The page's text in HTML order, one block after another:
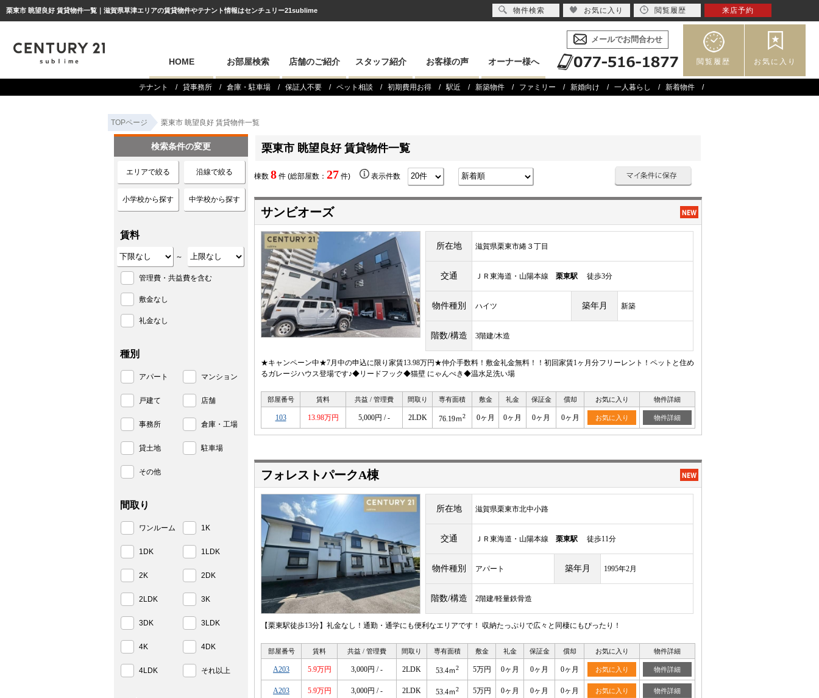
栗東市 眺望良好 賃貸物件一覧｜滋賀県草津エリアの賃貸物件やテナント情報はセンチュリー21sublime
HOME お部屋検索 店舗のご紹介 スタッフ紹介 お客様の声 オーナー様へ
メールでお問合わせ
閲覧履歴 お気に入り
テナント 貸事務所 倉庫・駐車場 保証人不要 ペット相談 初期費用お得 駅近 新築物件 ファミリー 新婚向け 一人暮らし 新着物件
TOPページ 栗東市 眺望良好 賃貸物件一覧
栗東市 眺望良好 賃貸物件一覧
棟数 8 件 (総部屋数： 27 件) 表示件数
サンビオーズ
所在地 滋賀県栗東市綣３丁目
交通 ＪＲ東海道・山陽本線 栗東駅 徒歩3分
物件種別 ハイツ 築年月 新築
階数/構造 3階建/木造
★キャンペーン中★7月中の申込に限り家賃13.98万円★仲介手数料！敷金礼金無料！！初回家賃1ヶ月分フリーレント！ペットと住め
るガレージハウス登場です♪◆リードフック◆猫壁 にゃんぺき◆温水足洗い場
部屋番号 賃料 共益 / 管理費 間取り 専有面積 敷金 礼金 保証金 償却 お気に入り 物件詳細
103 13.98万円 5,000円 / - 2LDK 76.19ｍ2 0ヶ月 0ヶ月 0ヶ月 0ヶ月 お気に入り 物件詳細
フォレストパークA棟
所在地 滋賀県栗東市北中小路
交通 ＪＲ東海道・山陽本線 栗東駅 徒歩11分
物件種別 アパート 築年月 1995年2月
階数/構造 2階建/軽量鉄骨造
【栗東駅徒歩13分】礼金なし！通勤・通学にも便利なエリアです！ 収納たっぷりで広々と同棲にもぴったり！
部屋番号 賃料 共益 / 管理費 間取り 専有面積 敷金 礼金 保証金 償却 お気に入り 物件詳細
A203 5.9万円 3,000円 / - 2LDK 53.4ｍ2 5万円 0ヶ月 0ヶ月 0ヶ月 お気に入り 物件詳細
A203 5.9万円 3,000円 / - 2LDK 53.4ｍ2 5万円 0ヶ月 0ヶ月 0ヶ月 お気に入り 物件詳細
検索条件の変更
エリアで絞る 沿線で絞る
小学校から探す 中学校から探す
賃料
～
管理費・共益費を含む
敷金なし
礼金なし
種別
アパート マンション
戸建て 店舗
事務所 倉庫・工場
貸土地 駐車場
その他
間取り
ワンルーム 1K
1DK 1LDK
2K 2DK
2LDK 3K
3DK 3LDK
4K 4DK
4LDK それ以上
物件検索 お気に入り 閲覧履歴 来店予約